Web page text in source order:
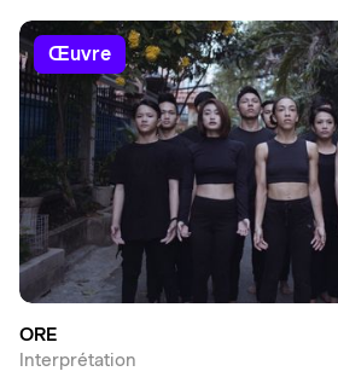
œuvre
ORE
Interprétation